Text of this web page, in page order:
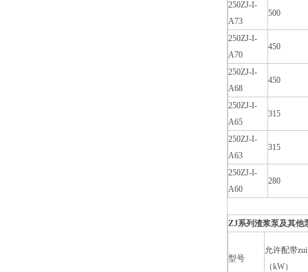
250ZJ-I-
A73
500
250ZJ-I-
A70
450
250ZJ-I-
A68
450
250ZJ-I-
A65
315
250ZJ-I-
A63
315
250ZJ-I-
A60
280
ZJ系列渣浆泵及其他
型号
允许配带
（kW）